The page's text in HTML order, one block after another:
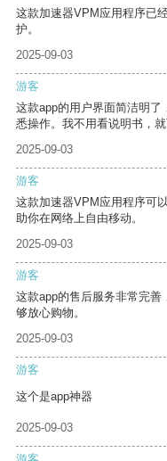
这款加速器VPM应用程序已
护。
2025-09-03
游客
这款app的用户界面简洁明
悉操作。我不用看说明书，就
2025-09-03
游客
这款加速器VPM应用程序可
助你在网络上自由移动。
2025-09-03
游客
这款app的售后服务非常完
够放心购物。
2025-09-03
游客
这个是app神器
2025-09-03